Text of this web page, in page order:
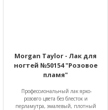
Morgan Taylor - Лак для
ногтей №50154 "Розовое
пламя"
Профессиональный лак ярко-
розовго цвета без блесток и
перламутра, эмалевый, плотный